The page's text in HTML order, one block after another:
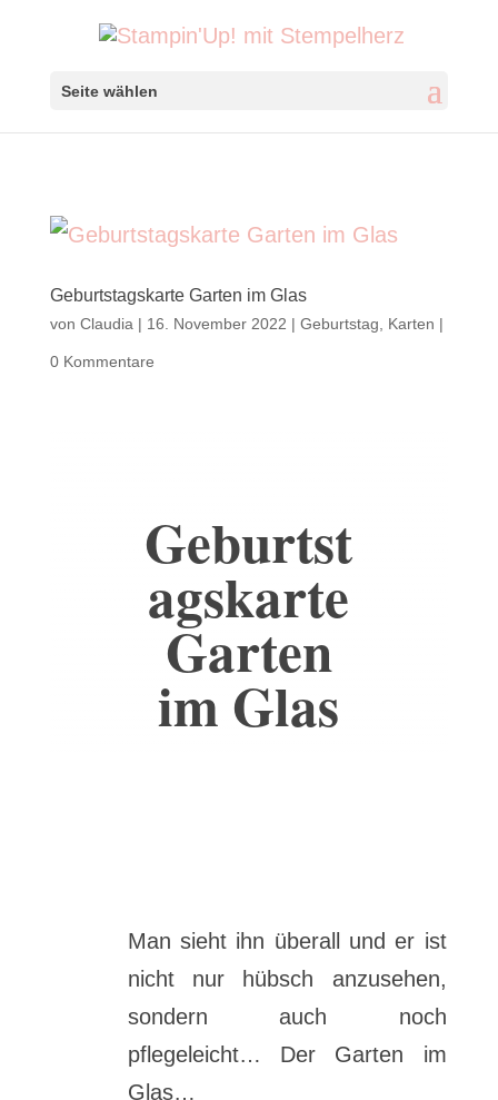
Seite wählen
Geburtstagskarte Garten im Glas
von Claudia | 16. November 2022 | Geburtstag Karten |
0 Kommentare
Geburtst
agskarte
Garten
im Glas
Man sieht ihn überall und er ist
nicht nur hübsch anzusehen,
sondern auch noch
pflegeleicht… Der Garten im
Glas…